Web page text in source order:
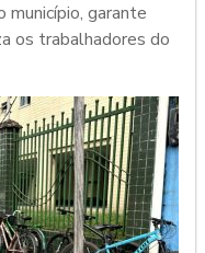
garante
os trabalhadores do